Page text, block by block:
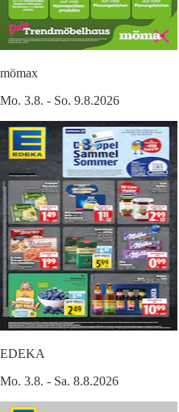
mömax
Mo. 3.8. - So. 9.8.2026
EDEKA
Mo. 3.8. - Sa. 8.8.2026